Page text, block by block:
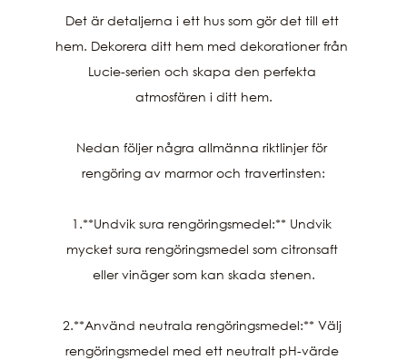
Det är detaljerna i ett hus som gör det till ett
hem. Dekorera ditt hem med dekorationer från
Lucie-serien och skapa den perfekta
atmosfären i ditt hem.
Nedan följer några allmänna riktlinjer för
rengöring av marmor och travertinsten:
1.**Undvik sura rengöringsmedel:** Undvik
mycket sura rengöringsmedel som citronsaft
eller vinäger som kan skada stenen.
2.**Använd neutrala rengöringsmedel:** Välj
rengöringsmedel med ett neutralt pH-värde